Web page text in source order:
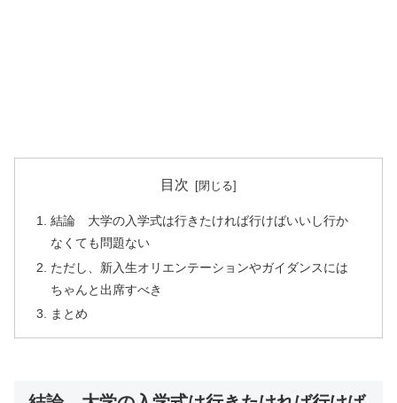
目次
結論 大学の入学式は行きたければ行けばいいし行か
なくても問題ない
ただし、新入生オリエンテーションやガイダンスには
ちゃんと出席すべき
まとめ